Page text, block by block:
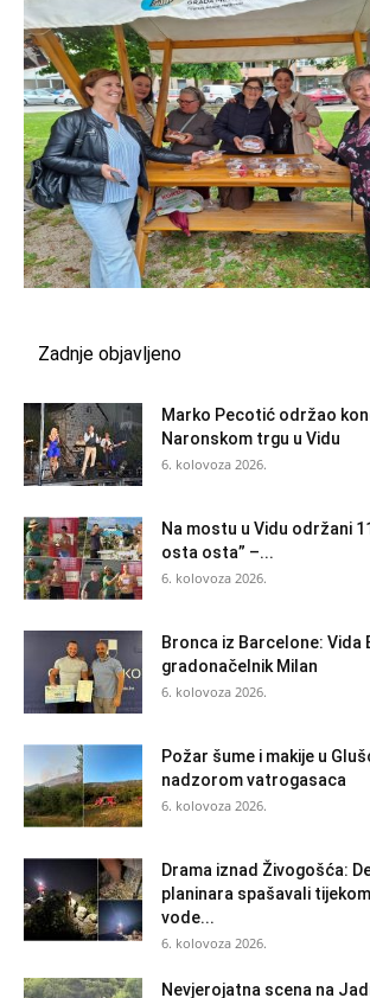
Zadnje objavljeno
Marko Pecotić održao
Naronskom trgu u Vidu
6. kolovoza 2026.
Na mostu u Vidu održani
osta osta” –...
6. kolovoza 2026.
Bronca iz Barcelone: Vida
gradonačelnik Milan
6. kolovoza 2026.
Požar šume i makije u
nadzorom vatrogasaca
6. kolovoza 2026.
Drama iznad Živogošća:
planinara spašavali
vode...
6. kolovoza 2026.
Nevjerojatna scena na